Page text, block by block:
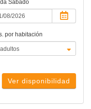
Sábado
por habitación
Ver disponibilidad